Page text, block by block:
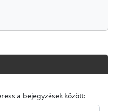
a bejegyzések között: